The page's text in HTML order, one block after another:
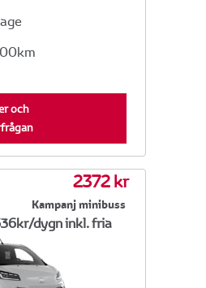
och
2372 kr
Kampanj minibuss
dygn inkl. fria